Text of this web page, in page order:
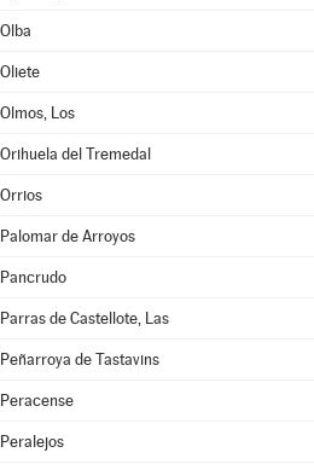
Olba
Oliete
Olmos, Los
Orihuela del Tremedal
Orrios
Palomar de Arroyos
Pancrudo
Parras de Castellote, Las
Peñarroya de Tastavins
Peracense
Peralejos